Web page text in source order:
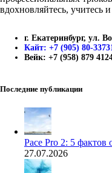
вдохновляйтесь, учитесь
г. Екатеринбург, ул.
Кайт: +7 (905) 80-33731
Вейк: +7 (958) 879
Последние публикации
Pace Pro 2: 5 фактов
27.07.2026